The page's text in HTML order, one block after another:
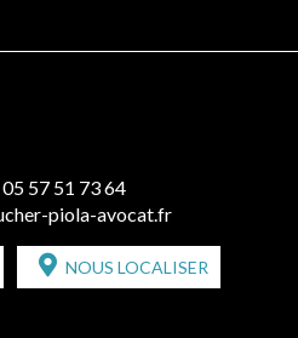
05 57 51 73 64
piola-avocat.fr
NOUS LOCALISER